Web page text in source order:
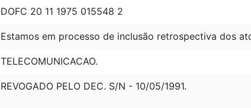
DOFC 20 11 1975 015548 2
Estamos em processo de inclusão retrospectiva dos
TELECOMUNICACAO.
REVOGADO PELO DEC. S/N - 10/05/1991.